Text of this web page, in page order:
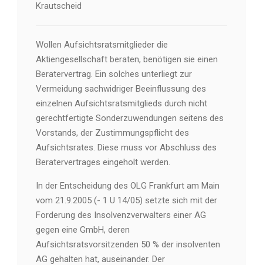
Krautscheid
Wollen Aufsichtsratsmitglieder die
Aktiengesellschaft beraten, benötigen sie einen
Beratervertrag. Ein solches unterliegt zur
Vermeidung sachwidriger Beeinflussung des
einzelnen Aufsichtsratsmitglieds durch nicht
gerechtfertigte Sonderzuwendungen seitens des
Vorstands, der Zustimmungspflicht des
Aufsichtsrates. Diese muss vor Abschluss des
Beratervertrages eingeholt werden.
In der Entscheidung des OLG Frankfurt am Main
vom 21.9.2005 (- 1 U 14/05) setzte sich mit der
Forderung des Insolvenzverwalters einer AG
gegen eine GmbH, deren
Aufsichtsratsvorsitzenden 50 % der insolventen
AG gehalten hat, auseinander. Der